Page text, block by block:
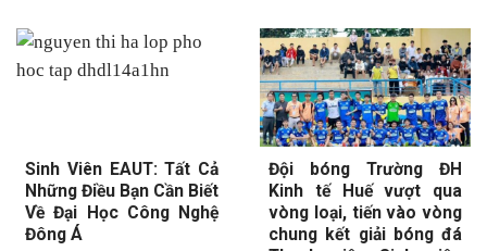
Sinh Viên EAUT: Tất Cả
Những Điều Bạn Cần Biết
Về Đại Học Công Nghệ
Đông Á
Đội bóng Trường ĐH
Kinh tế Huế vượt qua
vòng loại, tiến vào vòng
chung kết giải bóng đá